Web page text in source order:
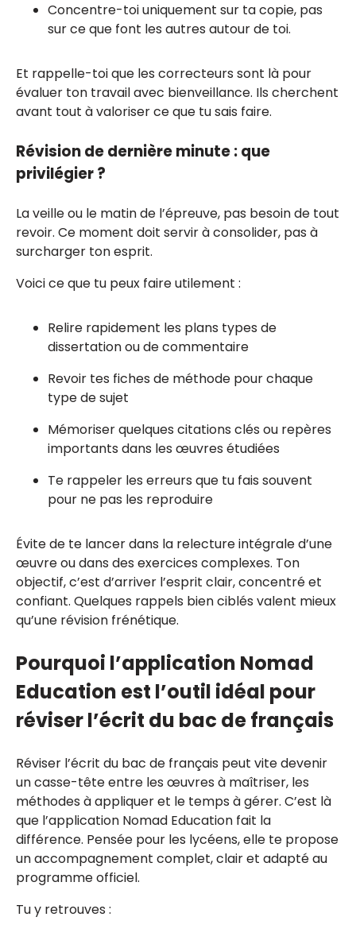
Concentre-toi uniquement sur ta copie, pas
sur ce que font les autres autour de toi.
Et rappelle-toi que les correcteurs sont là pour
évaluer ton travail avec bienveillance. Ils cherchent
avant tout à valoriser ce que tu sais faire.
Révision de dernière minute : que
privilégier ?
La veille ou le matin de l’épreuve, pas besoin de tout
revoir. Ce moment doit servir à consolider, pas à
surcharger ton esprit.
Voici ce que tu peux faire utilement :
Relire rapidement les plans types de
dissertation ou de commentaire
Revoir tes fiches de méthode pour chaque
type de sujet
Mémoriser quelques citations clés ou repères
importants dans les œuvres étudiées
Te rappeler les erreurs que tu fais souvent
pour ne pas les reproduire
Évite de te lancer dans la relecture intégrale d’une
œuvre ou dans des exercices complexes. Ton
objectif, c’est d’arriver l’esprit clair, concentré et
confiant. Quelques rappels bien ciblés valent mieux
qu’une révision frénétique.
Pourquoi l’application Nomad
Education est l’outil idéal pour
réviser l’écrit du bac de français
Réviser l’écrit du bac de français peut vite devenir
un casse-tête entre les œuvres à maîtriser, les
méthodes à appliquer et le temps à gérer. C’est là
que l’application Nomad Education fait la
différence. Pensée pour les lycéens, elle te propose
un accompagnement complet, clair et adapté au
programme officiel.
Tu y retrouves :